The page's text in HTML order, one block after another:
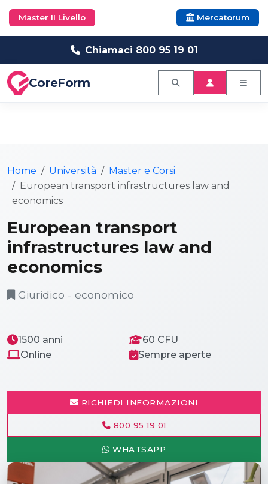
Chiamaci 800 95 19 01
CoreForm
Home Università
Master e Corsi
European transport infrastructures law and
economics
Master II Livello Mercatorum
European transport
infrastructures law and
economics
Giuridico - economico
1500 anni
60 CFU
Online
Sempre aperte
RICHIEDI INFORMAZIONI
800 95 19 01
WHATSAPP